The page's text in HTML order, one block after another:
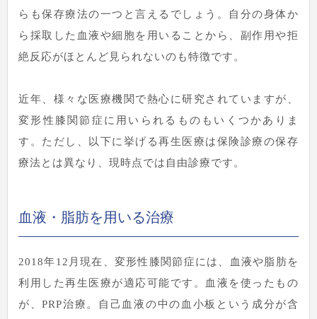
らも保存療法の一つと言えるでしょう。自分の身体か
ら採取した血液や細胞を用いることから、副作用や拒
絶反応がほとんど見られないのも特徴です。
近年、様々な医療機関で熱心に研究されていますが、
変形性膝関節症に用いられるものもいくつかありま
す。ただし、以下に挙げる再生医療は保険診療の保存
療法とは異なり、現時点では自由診療です。
血液・脂肪を用いる治療
2018年12月現在、変形性膝関節症には、血液や脂肪を
利用した再生医療が適応可能です。血液を使ったもの
が、PRP治療。自己血液の中の血小板という成分が含